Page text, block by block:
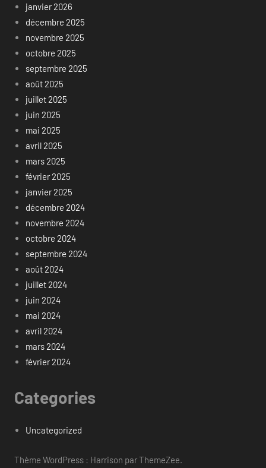
janvier 2026
décembre 2025
novembre 2025
octobre 2025
septembre 2025
août 2025
juillet 2025
juin 2025
mai 2025
avril 2025
mars 2025
février 2025
janvier 2025
décembre 2024
novembre 2024
octobre 2024
septembre 2024
août 2024
juillet 2024
juin 2024
mai 2024
avril 2024
mars 2024
février 2024
Categories
Uncategorized
Thème WordPress : Harrison par ThemeZee.